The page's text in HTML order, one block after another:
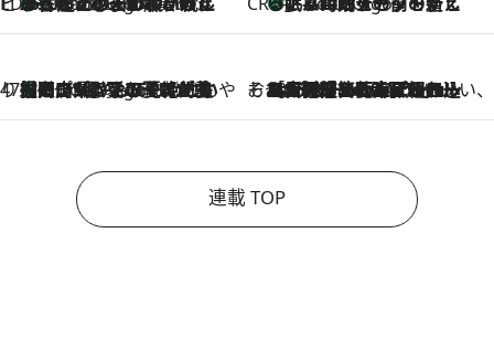
47都道府県の手みやげ ひんやりスイーツで夏を満喫
2 Hours Ago
【岡山県】この夏絶対食べたい 冷やしておいしいおやつ3選 フルーツが主役のプリンやアイスが勢揃い そおだよおこの関西おいしい、おやつ紀行
2026.8.9
［大阪府箕面市］一皿一皿目の前で仕上げられる、料理を巧みに組み込んだアシェットデセールコース「ミチル アシェット デセール（Michiru assiette dessert）」
連載 TOP